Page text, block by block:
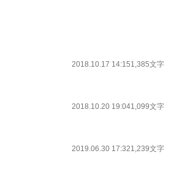
2018.10.17 14:151,385文字
2018.10.20 19:041,099文字
2019.06.30 17:321,239文字